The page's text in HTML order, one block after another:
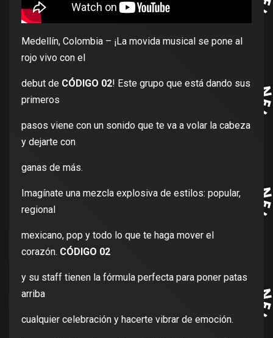
Medellín, Colombia – ¡La movida musical se pone al
rojo vivo con el
debut de CÓDIGO 02! Este grupo que está dando sus
primeros
pasos viene con un sonido que te va a volar la cabeza
y dejarte con
ganas de más.
Imagínate una mezcla explosiva de estilos: popular,
regional
mexicano, pop y todo lo que te haga mover el
corazón. CÓDIGO 02
y su staff tienen la fórmula perfecta para poner patas
arriba
cualquier celebración y hacerte vibrar de emoción.